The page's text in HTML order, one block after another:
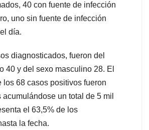
40 con fuente de infección
uno sin fuente de infección
día.
diagnosticados, fueron del
40 y del sexo masculino 28. El
los 68 casos positivos fueron
un total de 5 mil
el 63,5% de los
la fecha.